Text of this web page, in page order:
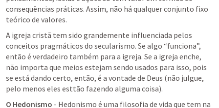
consequências práticas. Assim, não há qualquer conjunto fixo
teórico de valores.
A igreja cristã tem sido grandemente influenciada pelos
conceitos pragmáticos do secularismo. Se algo “funciona”,
então é verdadeiro também para a igreja. Se a igreja enche,
não importa que meios estejam sendo usados para isso, pois
se está dando certo, então, é a vontade de Deus (não julgue,
pelo menos eles esttão fazendo alguma coisa).
O Hedonismo - Hedonismo é uma filosofia de vida que tem na